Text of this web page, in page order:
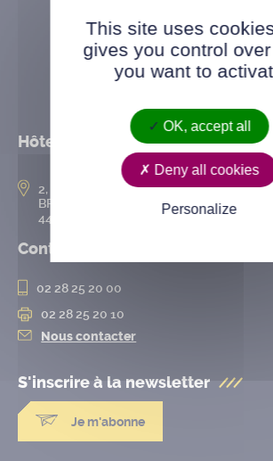
Hôtel de ville
2, rue de l’Hôtel-de-Ville
BP 50167
44802 Saint-Herblain cedex
Contact
02 28 25 20 00
02 28 25 20 10
Nous contacter
S'inscrire à la newsletter
Je m'abonne
This site uses
gives you control
you want to
OK, accept all
Deny all cookies
Personalize